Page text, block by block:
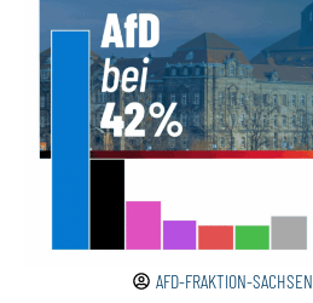
AFD-FRAKTION-SACHSEN